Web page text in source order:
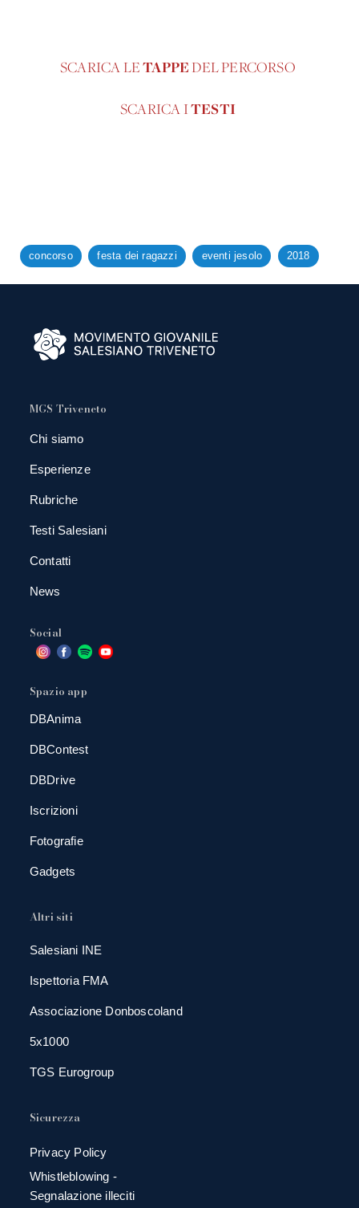
SCARICA LETAPPE DEL PERCORSO
SCARICA I TESTI
concorso festa dei ragazzi eventi jesolo 2018
MGS Triveneto
Chi siamo
Esperienze
Rubriche
Testi Salesiani
Contatti
News
Social
Spazio app
DBAnima
DBContest
DBDrive
Iscrizioni
Fotografie
Gadgets
Altri siti
Salesiani INE
Ispettoria FMA
Associazione Donboscoland
5x1000
TGS Eurogroup
Sicurezza
Privacy Policy
Whistleblowing -
Segnalazione illeciti